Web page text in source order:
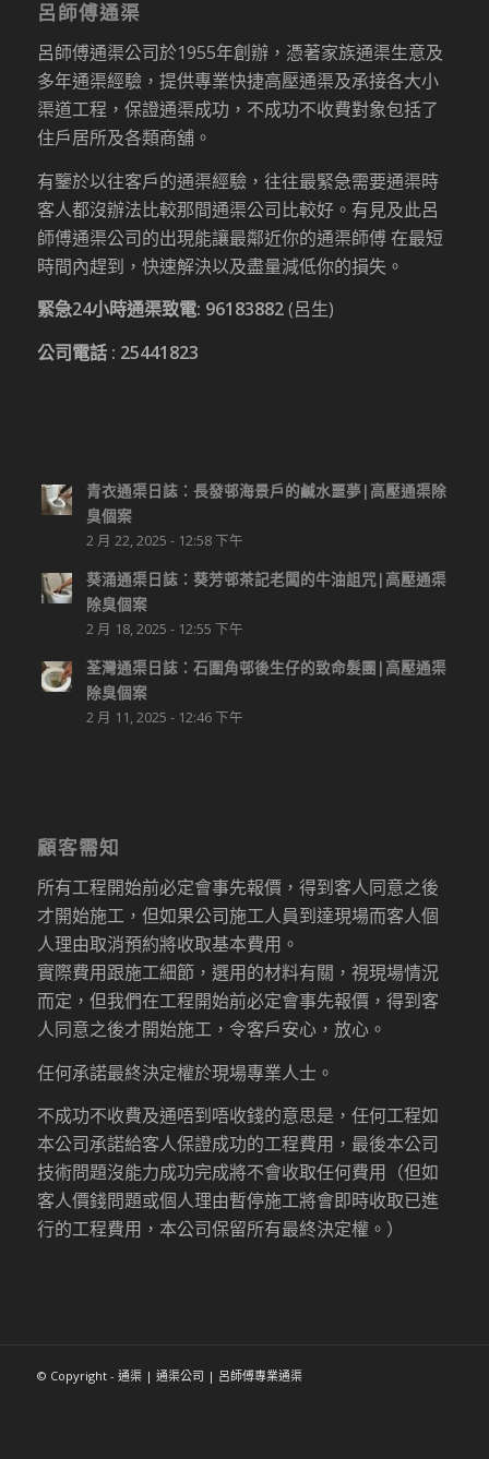
呂師傅通渠
呂師傅通渠公司於1955年創辦，憑著家族通渠生意及
多年通渠經驗，提供專業快捷高壓通渠及承接各大小
渠道工程，保證通渠成功，不成功不收費對象包括了
住戶居所及各類商舖。
有鑒於以往客戶的通渠經驗，往往最緊急需要通渠時
客人都沒辦法比較那間通渠公司比較好。有見及此呂
師傅通渠公司的出現能讓最鄰近你的通渠師傅 在最短
時間內趕到，快速解決以及盡量減低你的損失。
緊急24小時通渠致電: 96183882(呂生)
公司電話 : 25441823
青衣通渠日誌：長發邨海景戶的鹹水噩夢|高壓通渠除
臭個案
2 月 22, 2025 - 12:58 下午
葵涌通渠日誌：葵芳邨茶記老闆的牛油詛咒|高壓通渠
除臭個案
2 月 18, 2025 - 12:55 下午
荃灣通渠日誌：石圍角邨後生仔的致命髮團|高壓通渠
除臭個案
2 月 11, 2025 - 12:46 下午
顧客需知
所有工程開始前必定會事先報價，得到客人同意之後
才開始施工，但如果公司施工人員到達現場而客人個
人理由取消預約將收取基本費用。
實際費用跟施工細節，選用的材料有關，視現場情況
而定，但我們在工程開始前必定會事先報價，得到客
人同意之後才開始施工，令客戶安心，放心。
任何承諾最終決定權於現場專業人士。
不成功不收費及通唔到唔收錢的意思是，任何工程如
本公司承諾給客人保證成功的工程費用，最後本公司
技術問題沒能力成功完成將不會收取任何費用（但如
客人價錢問題或個人理由暫停施工將會即時收取已進
行的工程費用，本公司保留所有最終決定權。）
© Copyright - 通渠 | 通渠公司 | 呂師傅專業通渠